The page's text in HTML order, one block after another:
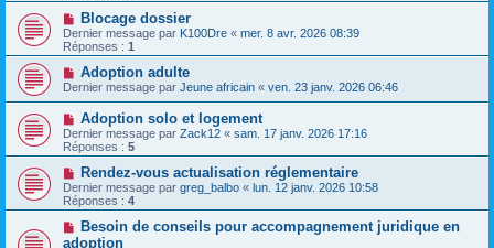
Blocage dossier
Dernier message par K100Dre « mer. 8 avr. 2026 08:39
Réponses : 1
Adoption adulte
Dernier message par Jeune africain « ven. 23 janv. 2026 06:46
Adoption solo et logement
Dernier message par Zack12 « sam. 17 janv. 2026 17:16
Réponses : 5
Rendez-vous actualisation réglementaire
Dernier message par greg_balbo « lun. 12 janv. 2026 10:58
Réponses : 4
Besoin de conseils pour accompagnement juridique en
adoption